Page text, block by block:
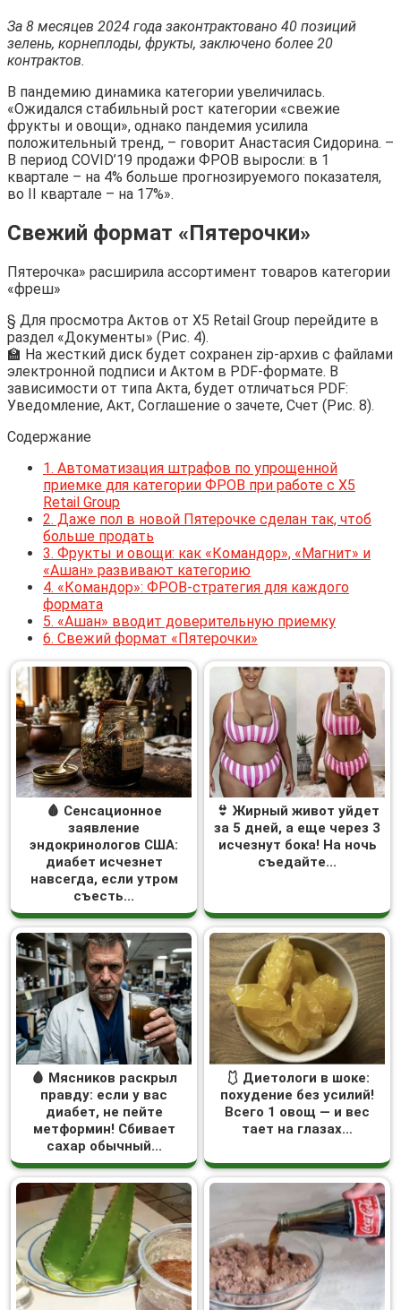
За 8 месяцев 2024 года законтрактовано 40 позиций
зелень, корнеплоды, фрукты, заключено более 20
контрактов.
В пандемию динамика категории увеличилась.
«Ожидался стабильный рост категории «свежие
фрукты и овощи», однако пандемия усилила
положительный тренд, – говорит Анастасия Сидорина. –
В период COVID’19 продажи ФРОВ выросли: в 1
квартале – на 4% больше прогнозируемого показателя,
во II квартале – на 17%».
Свежий формат «Пятерочки»
Пятерочка» расширила ассортимент товаров категории
«фреш»
§ Для просмотра Актов от X5 Retail Group перейдите в
раздел «Документы» (Рис. 4).
🏫 На жесткий диск будет сохранен zip-архив с файлами
электронной подписи и Актом в PDF-формате. В
зависимости от типа Акта, будет отличаться PDF:
Уведомление, Акт, Соглашение о зачете, Счет (Рис. 8).
Содержание
1. Автоматизация штрафов по упрощенной
приемке для категории ФРОВ при работе с X5
Retail Group
2. Даже пол в новой Пятерочке сделан так, чтоб
больше продать
3. Фрукты и овощи: как «Командор», «Магнит» и
«Ашан» развивают категорию
4. «Командор»: ФРОВ-стратегия для каждого
формата
5. «Ашан» вводит доверительную приемку
6. Свежий формат «Пятерочки»
🩸 Сенсационное
заявление
эндокринологов США:
диабет исчезнет
навсегда, если утром
съесть...
👙 Жирный живот уйдет
за 5 дней, а еще через 3
исчезнут бока! На ночь
съедайте...
🩸 Мясников раскрыл
правду: если у вас
диабет, не пейте
метформин! Сбивает
сахар обычный...
🩱 Диетологи в шоке:
похудение без усилий!
Всего 1 овощ — и вес
тает на глазах…